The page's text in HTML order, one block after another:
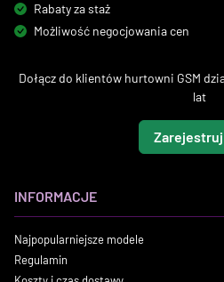
Rabaty za staż
Możliwość negocjowania cen
Dołącz do klientów hurtowni GSM
lat
INFORMACJE
Najpopularniejsze modele
Regulamin